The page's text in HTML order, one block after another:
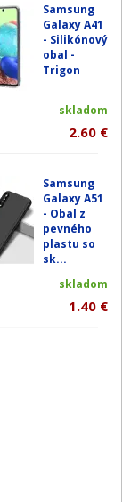
Samsung
Galaxy A41
- Silikónový
obal -
Trigon
skladom
2.60 €
Samsung
Galaxy A51
- Obal z
pevného
plastu so
sk...
skladom
1.40 €